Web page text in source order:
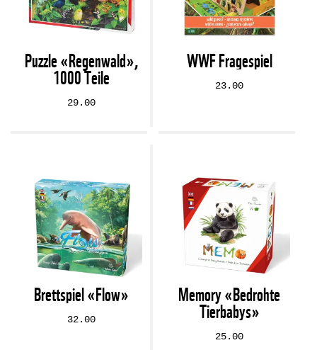
Puzzle «Regenwald»,
1000 Teile
29.00
WWF Fragespiel
23.00
Brettspiel «Flow»
32.00
Memory «Bedrohte
Tierbabys»
25.00